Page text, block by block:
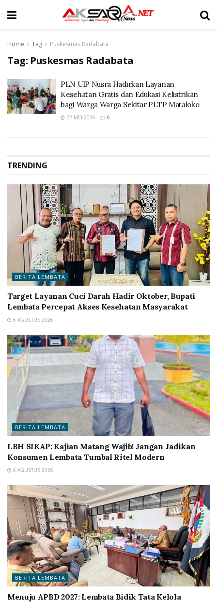
Home Tag Puskesmas Radabata
Tag: Puskesmas Radabata
PLN UIP Nusra Hadirkan Layanan
Kesehatan Gratis dan Edukasi Kelistrikan
bagi Warga Warga Sekitar PLTP Mataloko
22 MEI 2026 0
TRENDING
BERITA LEMBATA
Target Layanan Cuci Darah Hadir Oktober, Bupati
Lembata Percepat Akses Kesehatan Masyarakat
6 AGUSTUS 2026
BERITA LEMBATA
LBH SIKAP: Kajian Matang Wajib! Jangan Jadikan
Konsumen Lembata Tumbal Ritel Modern
6 AGUSTUS 2026
BERITA LEMBATA
Menuju APBD 2027: Lembata Bidik Tata Kelola